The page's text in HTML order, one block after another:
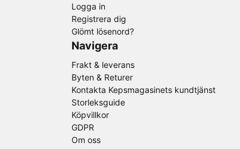
Logga in
Registrera dig
Glömt lösenord?
Navigera
Frakt & leverans
Byten & Returer
Kontakta Kepsmagasinets kundtjänst
Storleksguide
Köpvillkor
GDPR
Om oss